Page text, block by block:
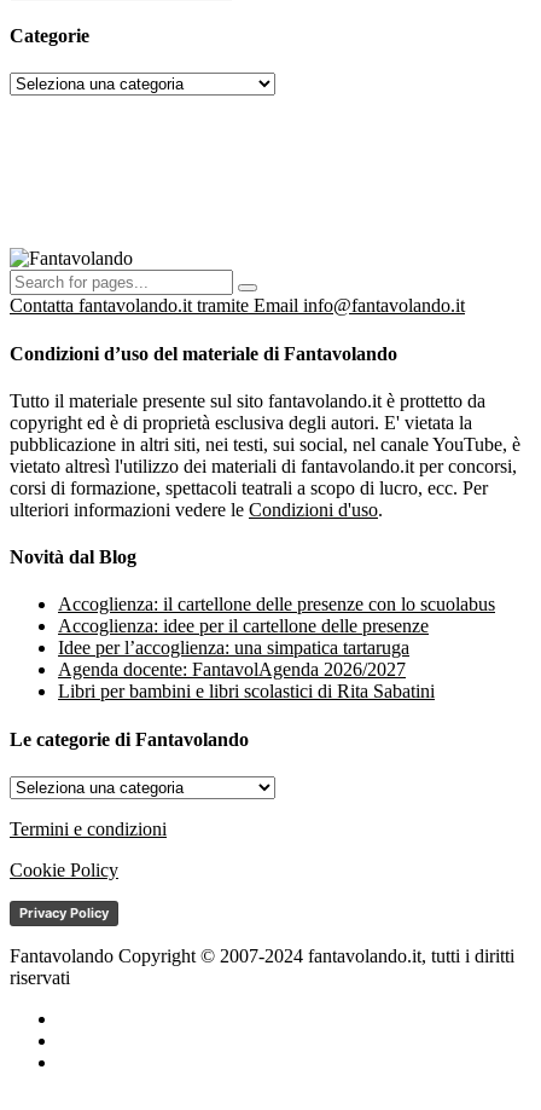
Categorie
Categorie
Contatta fantavolando.it tramite Email info@fantavolando.it
Condizioni d’uso del materiale di Fantavolando
Tutto il materiale presente sul sito fantavolando.it è prottetto da
copyright ed è di proprietà esclusiva degli autori. E' vietata la
pubblicazione in altri siti, nei testi, sui social, nel canale YouTube, è
vietato altresì l'utilizzo dei materiali di fantavolando.it per concorsi,
corsi di formazione, spettacoli teatrali a scopo di lucro, ecc. Per
ulteriori informazioni vedere le Condizioni d'uso.
Novità dal Blog
Accoglienza: il cartellone delle presenze con lo scuolabus
Accoglienza: idee per il cartellone delle presenze
Idee per l’accoglienza: una simpatica tartaruga
Agenda docente: FantavolAgenda 2026/2027
Libri per bambini e libri scolastici di Rita Sabatini
Le categorie di Fantavolando
Le
di
Termini e condizioni
Cookie Policy
Privacy Policy
Fantavolando Copyright © 2007-2024 fantavolando.it, tutti i diritti
riservati